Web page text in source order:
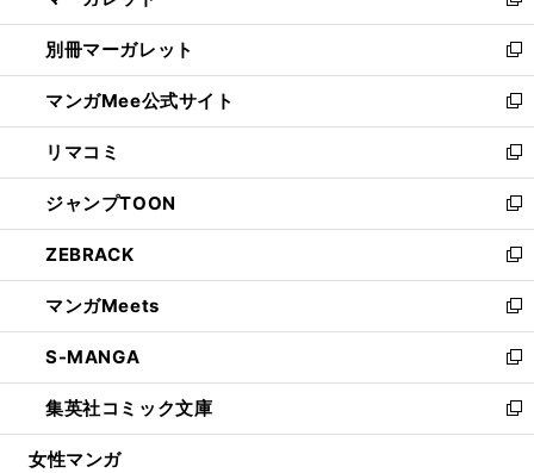
開
く
ウ
で
開
く
ウ
ィ
ン
ド
ウ
で
開
く
し
い
ウ
ィ
ン
ド
ウ
で
開
く
別冊マーガレット
新
し
い
ウ
ィ
ン
ド
ウ
で
開
く
マンガMee公式サイト
新
し
い
ウ
ィ
ン
ド
ウ
で
開
く
リマコミ
新
し
い
ウ
ィ
ン
ド
ウ
で
開
く
ジャンプTOON
新
し
い
ウ
ィ
ン
ド
ウ
で
開
ZEBRACK
新
し
い
ウ
ィ
ン
ド
ウ
マンガMeets
新
し
い
ウ
ィ
ン
S-MANGA
新
し
い
ウ
集英社コミック文庫
新
し
女性マンガ